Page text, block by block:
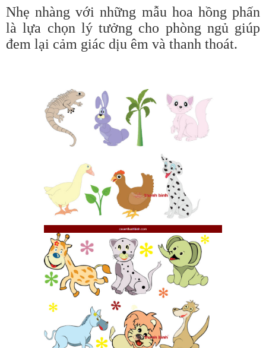
Nhẹ nhàng với những mẫu hoa hồng phấn
là lựa chọn lý tưởng cho phòng ngủ giúp
đem lại cảm giác dịu êm và thanh thoát.